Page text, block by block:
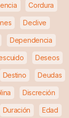
Cordura
Declive
Dependencia
Deseos
Destino Deudas
Discreción
Duración Edad